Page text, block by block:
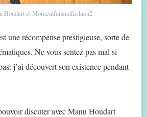
Houdart et Momentfunandfashion2
une récompense prestigieuse, sorte de
Ne vous sentez pas mal si
j’ai découvert son existence pendant
discuter avec Manu Houdart